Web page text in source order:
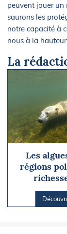
peuvent jouer un
saurons les
notre capacité à
nous à la
La
Les
régions